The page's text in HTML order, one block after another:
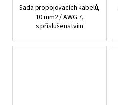
Sada propojovacích kabelů,
10 mm2 / AWG 7,
s příslušenstvím